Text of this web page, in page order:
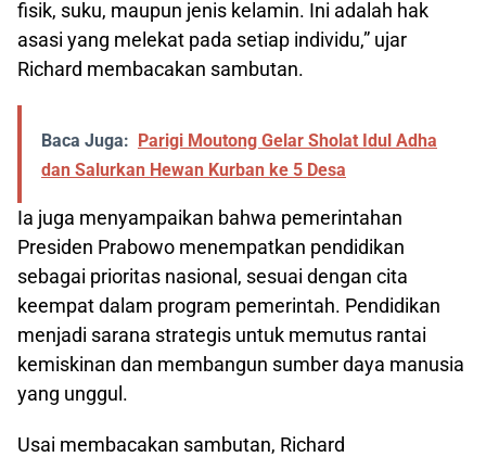
fisik, suku, maupun jenis kelamin. Ini adalah hak
asasi yang melekat pada setiap individu,” ujar
Richard membacakan sambutan.
Baca Juga: Parigi Moutong Gelar Sholat Idul Adha
dan Salurkan Hewan Kurban ke 5 Desa
Ia juga menyampaikan bahwa pemerintahan
Presiden Prabowo menempatkan pendidikan
sebagai prioritas nasional, sesuai dengan cita
keempat dalam program pemerintah. Pendidikan
menjadi sarana strategis untuk memutus rantai
kemiskinan dan membangun sumber daya manusia
yang unggul.
Usai membacakan sambutan, Richard